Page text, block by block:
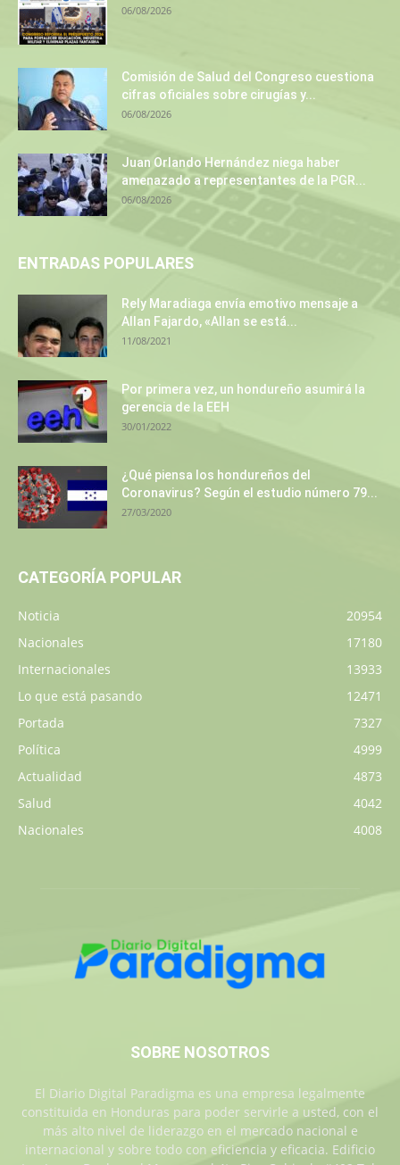
06/08/2026
Comisión de Salud del Congreso cuestiona
cifras oficiales sobre cirugías y...
06/08/2026
Juan Orlando Hernández niega haber
amenazado a representantes de la PGR...
06/08/2026
ENTRADAS POPULARES
Rely Maradiaga envía emotivo mensaje a
Allan Fajardo, «Allan se está...
11/08/2021
Por primera vez, un hondureño asumirá la
gerencia de la EEH
30/01/2022
¿Qué piensa los hondureños del
Coronavirus? Según el estudio número 79...
27/03/2020
CATEGORÍA POPULAR
Noticia
20954
Nacionales
17180
Internacionales
13933
Lo que está pasando
12471
Portada
7327
Política
4999
Actualidad
4873
Salud
4042
Nacionales
4008
SOBRE NOSOTROS
El Diario Digital Paradigma es una empresa legalmente
constituida en Honduras para poder servirle a usted, con el
más alto nivel de liderazgo en el mercado nacional e
internacional y sobre todo con eficiencia y eficacia. Edificio